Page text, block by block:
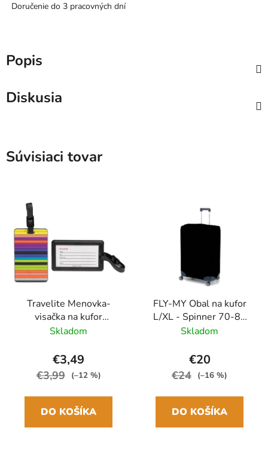
Doručenie do 3 pracovných dní
Popis
Diskusia
Súvisiaci tovar
Travelite Menovka-
visačka na kufor
Multicolor Stripes
Skladom
€3,49
€3,99 (–12 %)
DO KOŠÍKA
FLY-MY Obal na kufor
L/XL - Spinner 70-80
cm Čierny
Skladom
€20
€24 (–16 %)
DO KOŠÍKA